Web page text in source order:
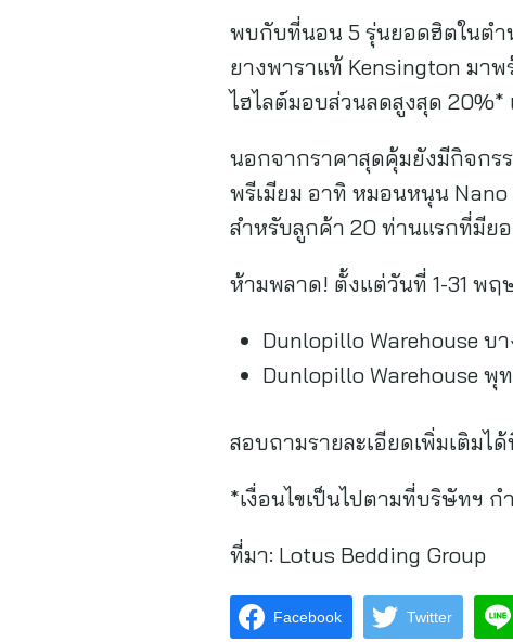
พบกับที่นอน 5 รุ่นยอดฮิตในตำ
ยางพาราแท้ Kensington มา
ไฮไลต์มอบส่วนลดสูงสุด
นอกจากราคาสุดคุ้มยังมีกิจกร
พรีเมียม อาทิ หมอนหนุน Nano
สำหรับลูกค้า 20 ท่านแรกที่มีย
ห้ามพลาด! ตั้งแต่วันที่ 1-31 พฤ
Dunlopillo Warehouse บ
Dunlopillo Warehouse พุ
สอบถามรายละเอียดเพิ่มเติมไ
*เงื่อนไขเป็นไปตามที่บริษัทฯ ก
ที่มา: Lotus Bedding Group
Facebook Twitter